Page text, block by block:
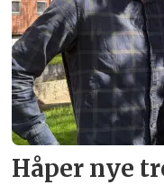
Håper nye